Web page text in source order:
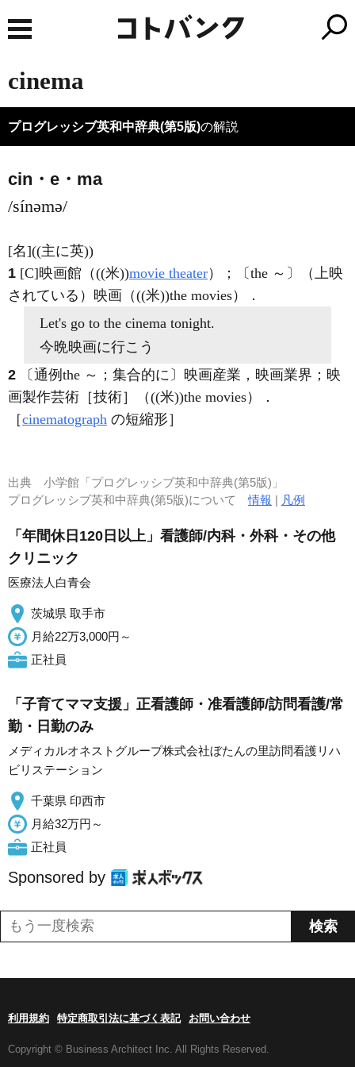
cinema
プログレッシブ英和中辞典(第5版)の解説
cin・e・ma
/sínəmə/
[名]((主に英))
1 [C]映画館（((米))movie theater）；〔the ～〕（上映
されている）映画（((米))the movies）
．
Let's go to the cinema tonight.
今晩映画に行こう
2 〔通例the ～；集合的に〕映画産業，映画業界；映
画製作芸術［技術］（((米))the movies）
．
［cinematograph の短縮形］
出典 小学館「プログレッシブ英和中辞典(第5版)」
プログレッシブ英和中辞典(第5版)について情報 | 凡例
「年間休日120日以上」看護師/内科・外科・その他
クリニック
医療法人白青会
茨城県 取手市
月給22万3,000円～
正社員
「子育てママ支援」正看護師・准看護師/訪問看護/常
勤・日勤のみ
メディカルオネストグループ株式会社ぼたんの里訪問看護リハ
ビリステーション
千葉県 印西市
月給32万円～
正社員
Sponsored by
利用規約 特定商取引法に基づく表記 お問い合わせ
Copyright © Business Architect Inc. All Rights Reserved.